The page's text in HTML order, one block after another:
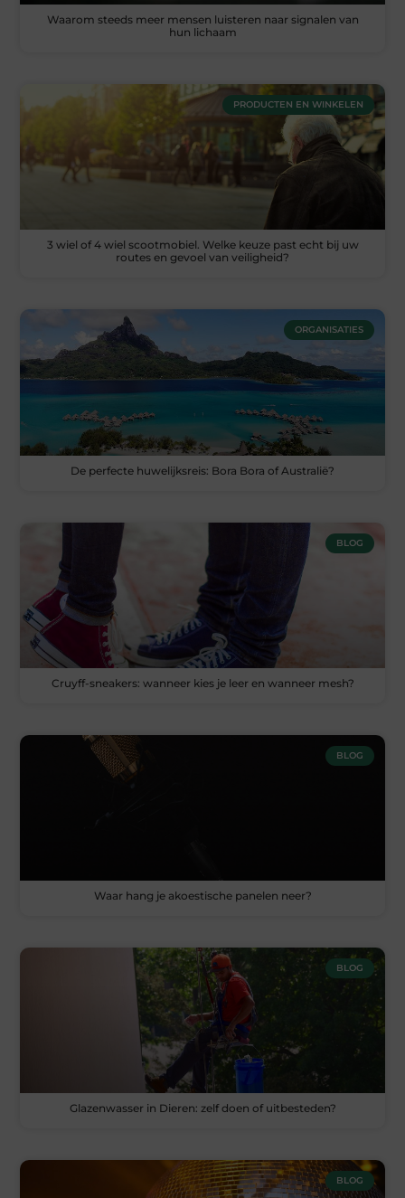
Waarom steeds meer mensen luisteren naar signalen van
hun lichaam
PRODUCTEN EN WINKELEN
3 wiel of 4 wiel scootmobiel. Welke keuze past echt bij uw
routes en gevoel van veiligheid?
ORGANISATIES
De perfecte huwelijksreis: Bora Bora of Australië?
BLOG
Cruyff-sneakers: wanneer kies je leer en wanneer mesh?
BLOG
Waar hang je akoestische panelen neer?
BLOG
Glazenwasser in Dieren: zelf doen of uitbesteden?
BLOG